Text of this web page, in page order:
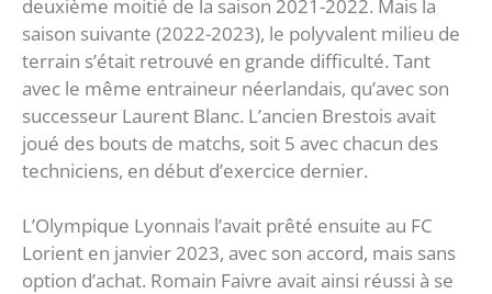
deuxième moitié de la saison 2021-2022. Mais la
saison suivante (2022-2023), le polyvalent milieu de
terrain s’était retrouvé en grande difficulté. Tant
avec le même entraineur néerlandais, qu’avec son
successeur Laurent Blanc. L’ancien Brestois avait
joué des bouts de matchs, soit 5 avec chacun des
techniciens, en début d’exercice dernier.
L’Olympique Lyonnais l’avait prêté ensuite au FC
Lorient en janvier 2023, avec son accord, mais sans
option d’achat. Romain Faivre avait ainsi réussi à se